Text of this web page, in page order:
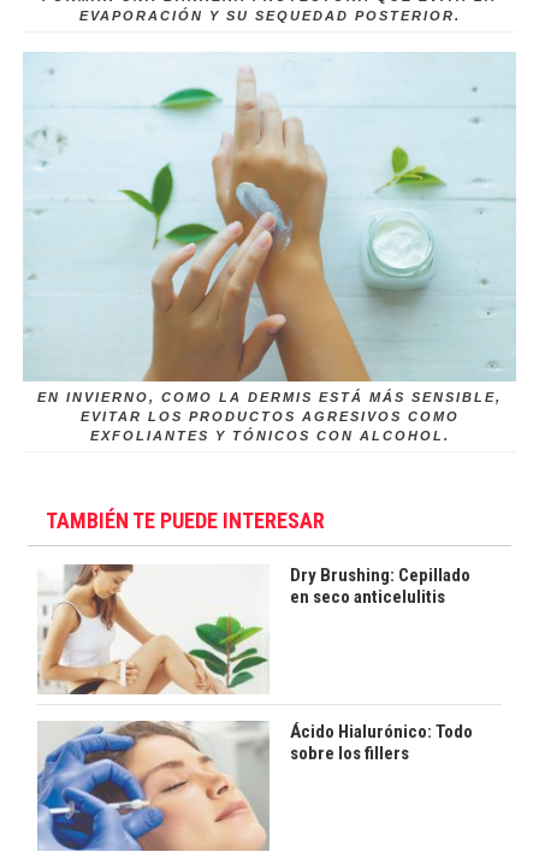
EVAPORACIÓN Y SU SEQUEDAD POSTERIOR.
EN INVIERNO, COMO LA DERMIS ESTÁ MÁS SENSIBLE,
EVITAR LOS PRODUCTOS AGRESIVOS COMO
EXFOLIANTES Y TÓNICOS CON ALCOHOL.
TAMBIÉN TE PUEDE INTERESAR
Dry Brushing: Cepillado
en seco anticelulitis
Ácido Hialurónico: Todo
sobre los fillers